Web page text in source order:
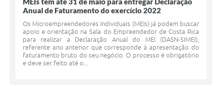
Anual de Faturamento do exercício 2022
Os Microempreendedores Individuais (MEIs) já podem buscar
apoio e orientação na Sala do Empreendedor de Costa Rica
para realizar a Declaração Anual do MEI (DASN-SIMEI),
referente ano anterior que corresponde à apresentação do
faturamento bruto do seu negócio. O processo é obrigatório
e deve ser feito até o...